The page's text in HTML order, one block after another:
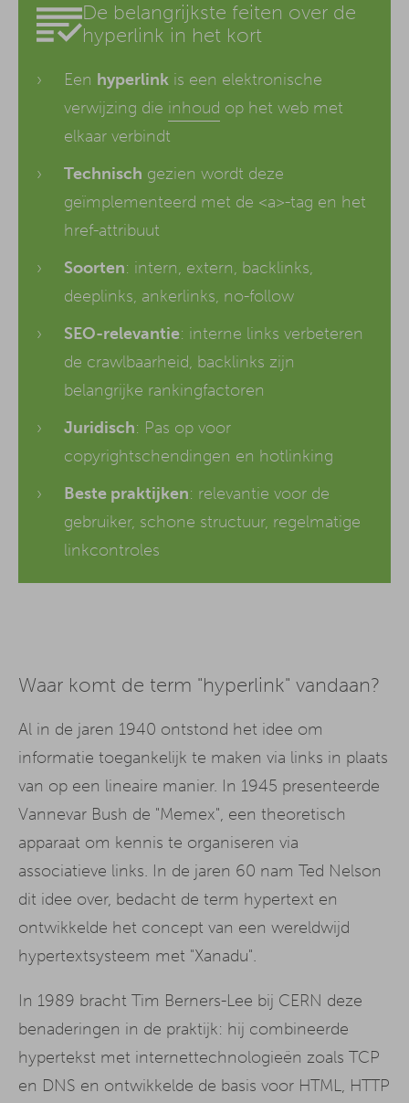
De belangrijkste feiten over de
hyperlink in het kort
Een hyperlink is een elektronische
verwijzing die inhoud op het web met
elkaar verbindt
Technisch gezien wordt deze
geïmplementeerd met de <a>-tag en het
href-attribuut
Soorten: intern, extern, backlinks,
deeplinks, ankerlinks, no-follow
SEO-relevantie: interne links verbeteren
de crawlbaarheid, backlinks zijn
belangrijke rankingfactoren
Juridisch: Pas op voor
copyrightschendingen en hotlinking
Beste praktijken: relevantie voor de
gebruiker, schone structuur, regelmatige
linkcontroles
Waar komt de term "hyperlink" vandaan?
Al in de jaren 1940 ontstond het idee om
informatie toegankelijk te maken via links in plaats
van op een lineaire manier. In 1945 presenteerde
Vannevar Bush de "Memex", een theoretisch
apparaat om kennis te organiseren via
associatieve links. In de jaren 60 nam Ted Nelson
dit idee over, bedacht de term hypertext en
ontwikkelde het concept van een wereldwijd
hypertextsysteem met "Xanadu".
In 1989 bracht Tim Berners-Lee bij CERN deze
benaderingen in de praktijk: hij combineerde
hypertekst met internettechnologieën zoals TCP
en DNS en ontwikkelde de basis voor HTML, HTTP